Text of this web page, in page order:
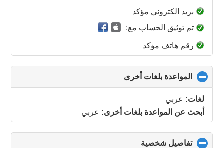
بريد الكتروني مؤكد
تم توثيق الحساب مع:
رقم هاتف مؤكد
المواعدة بلغات أخرى
to
contents
لغات: عربي
أبحث عن المواعدة بلغات أخرى: عربي
تفاصيل شخصية